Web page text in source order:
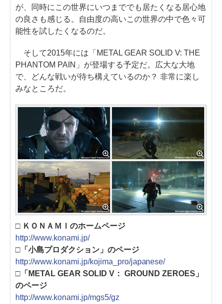
が、同時にこの世界にいつまででも居たくなる居心地
の良さも感じる。自由度の高いこの世界の中で色々可
能性を試したくなるのだ。
そして2015年には「METAL GEAR SOLID V: THE
PHANTOM PAIN」が登場する予定だ。広大な大地
で、どんな戦いが待ち構えているのか？ 非常に楽し
みなところだ。
□ ＫＯＮＡＭＩのホームページ
http://www.konami.jp/
□「小島プロダクション」のページ
http://www.konami.jp/kojima_pro/japanese/
□「METAL GEAR SOLID V： GROUND ZEROES」
のページ
http://www.konami.jp/mgs5/gz